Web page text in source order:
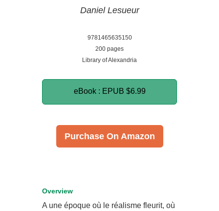
Daniel Lesueur
9781465635150
200 pages
Library of Alexandria
eBook : EPUB $6.99
Purchase On Amazon
Overview
A une époque où le réalisme fleurit, où